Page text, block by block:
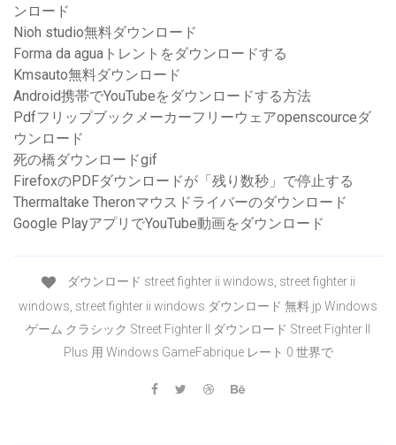
ンロード
Nioh studio無料ダウンロード
Forma da aguaトレントをダウンロードする
Kmsauto無料ダウンロード
Android携帯でYouTubeをダウンロードする方法
Pdfフリップブックメーカーフリーウェアopenscourceダ
ウンロード
死の橋ダウンロードgif
FirefoxのPDFダウンロードが「残り数秒」で停止する
Thermaltake Theronマウスドライバーのダウンロード
Google PlayアプリでYouTube動画をダウンロード
ダウンロード street fighter ii windows, street fighter ii
windows, street fighter ii windows ダウンロード 無料 jp Windows
ゲーム クラシック Street Fighter II ダウンロード Street Fighter II
Plus 用 Windows GameFabrique レート 0 世界で